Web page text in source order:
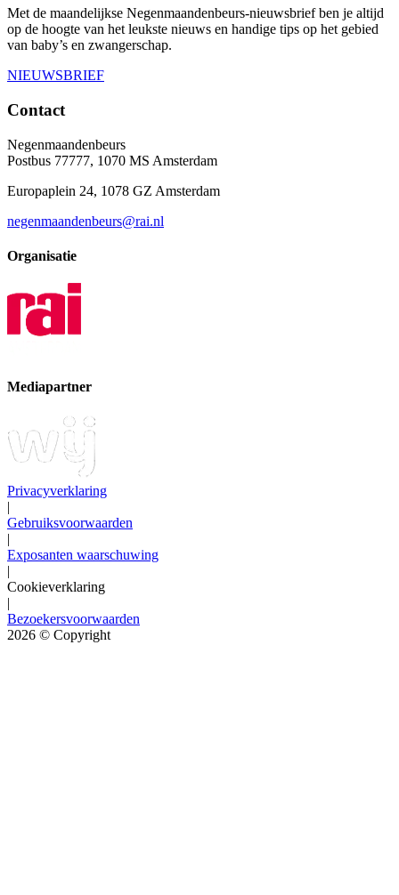
Met de maandelijkse Negenmaandenbeurs-nieuwsbrief ben je altijd
op de hoogte van het leukste nieuws en handige tips op het gebied
van baby’s en zwangerschap.
NIEUWSBRIEF
Contact
Negenmaandenbeurs
Postbus 77777, 1070 MS Amsterdam
Europaplein 24, 1078 GZ Amsterdam
negenmaandenbeurs@rai.nl
Organisatie
Mediapartner
Privacyverklaring
|
Gebruiksvoorwaarden
|
Exposanten waarschuwing
|
Cookieverklaring
|
Bezoekersvoorwaarden
2026 © Copyright